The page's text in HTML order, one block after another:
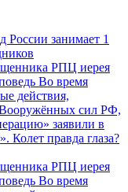
занимает 1
РПЦ иерея
Во время
действия,
сил РФ,
заявили в
Колет правда глаза?
РПЦ иерея
Во время